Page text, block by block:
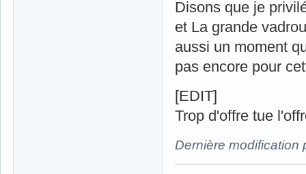
Disons que je
et La grande
aussi un moment
pas encore pour
[EDIT]
Trop d'offre tue
Dernière modification